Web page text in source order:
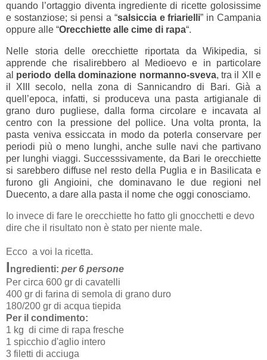
quando l’ortaggio diventa ingrediente di ricette golosissime
e sostanziose; si pensi a “salsiccia e friarielli” in Campania
oppure alle “Orecchiette alle cime di rapa“.
Nelle storia delle orecchiette riportata da Wikipedia, si
apprende che risalirebbero al Medioevo e in particolare
al periodo della dominazione normanno-sveva, tra il XII e
il XIII secolo, nella zona di Sannicandro di Bari. Già a
quell’epoca, infatti, si produceva una pasta artigianale di
grano duro pugliese, dalla forma circolare e incavata al
centro con la pressione del pollice. Una volta pronta, la
pasta veniva essiccata in modo da poterla conservare per
periodi più o meno lunghi, anche sulle navi che partivano
per lunghi viaggi. Successsivamente, da Bari le orecchiette
si sarebbero diffuse nel resto della Puglia e in Basilicata e
furono gli Angioini, che dominavano le due regioni nel
Duecento, a dare alla pasta il nome che oggi conosciamo.
Io invece di fare le orecchiette ho fatto gli gnocchetti e devo
dire che il risultato non è stato per niente male.
Ecco a voi la ricetta.
Ingredienti: per 6 persone
Per circa 600 gr di cavatelli
400 gr di farina di semola di grano duro
180/200 gr di acqua tiepida
Per il condimento:
1 kg di cime di rapa fresche
1 spicchio d'aglio intero
3 filetti di acciuga